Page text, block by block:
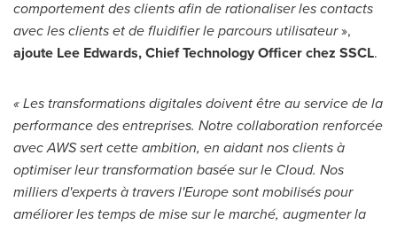
comportement des clients afin de rationaliser les contacts
avec les clients et de fluidifier le parcours utilisateur»,
ajoute Lee Edwards, Chief Technology Officer chez SSCL.
«Les transformations digitales doivent être au service de la
performance des entreprises. Notre collaboration renforcée
avec AWS sert cette ambition, en aidant nos clients à
optimiser leur transformation basée sur le Cloud. Nos
milliers d'experts à travers l'Europesont mobilisés pour
améliorer les temps de mise sur le marché, augmenter la